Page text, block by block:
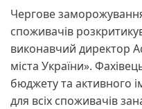
Чергове
споживачів
виконавчий директор
міста України».
бюджету та активного
для всіх споживачів